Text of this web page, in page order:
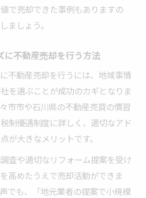
で売却できた事例もありますの
ましょう。
に不動産売却を行う方法
不動産売却を行うには、地域事情
を選ぶことが成功のカギとなりま
市市や石川県の不動産売買の慣習
制優遇制度に詳しく、適切なアド
が大きなメリットです。
査や適切なリフォーム提案を受け
高めたうえで売却活動ができま
でも、「地元業者の提案で小規模